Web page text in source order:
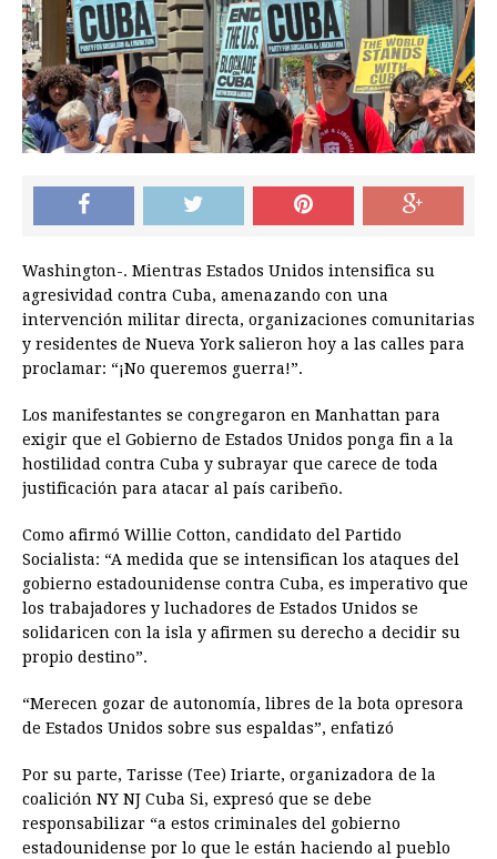
Washington-. Mientras Estados Unidos intensifica su
agresividad contra Cuba, amenazando con una
intervención militar directa, organizaciones comunitarias
y residentes de Nueva York salieron hoy a las calles para
proclamar: “¡No queremos guerra!”.
Los manifestantes se congregaron en Manhattan para
exigir que el Gobierno de Estados Unidos ponga fin a la
hostilidad contra Cuba y subrayar que carece de toda
justificación para atacar al país caribeño.
Como afirmó Willie Cotton, candidato del Partido
Socialista: “A medida que se intensifican los ataques del
gobierno estadounidense contra Cuba, es imperativo que
los trabajadores y luchadores de Estados Unidos se
solidaricen con la isla y afirmen su derecho a decidir su
propio destino”.
“Merecen gozar de autonomía, libres de la bota opresora
de Estados Unidos sobre sus espaldas”, enfatizó
Por su parte, Tarisse (Tee) Iriarte, organizadora de la
coalición NY NJ Cuba Si, expresó que se debe
responsabilizar “a estos criminales del gobierno
estadounidense por lo que le están haciendo al pueblo